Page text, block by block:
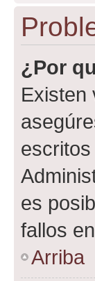
¿Por
Existen
es
fallos
Arriba